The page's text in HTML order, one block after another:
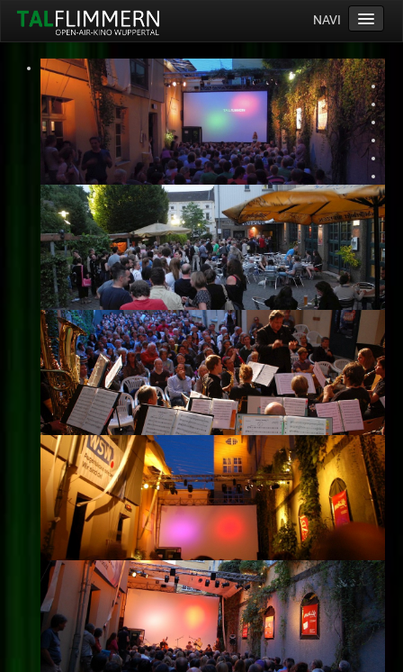
NAVI
Home
Programm
Service
Ticketinfos
Ort
Anreise
Wetter
Kinogutschein
Konzept
Archiv
Kontakt
Impressum
Datenschutz